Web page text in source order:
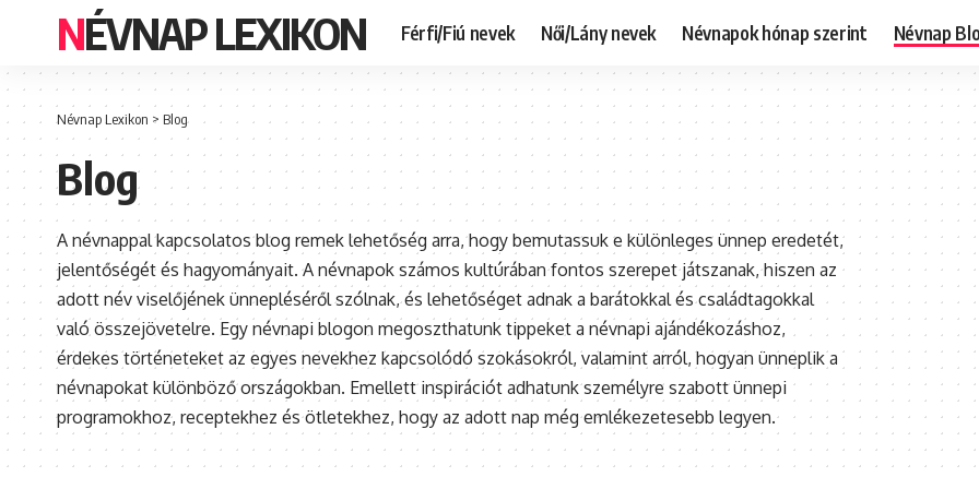
NÉVNAP LEXIKON Férfi/Fiú nevek Női/Lány nevek Névnapok hónap szerint Névnap
Névnap Lexikon > Blog
Blog
A névnappal kapcsolatos blog remek lehetőség arra, hogy bemutassuk e különleges ünnep eredetét,
jelentőségét és hagyományait. A névnapok számos kultúrában fontos szerepet játszanak, hiszen az
adott név viselőjének ünnepléséről szólnak, és lehetőséget adnak a barátokkal és családtagokkal
való összejövetelre. Egy névnapi blogon megoszthatunk tippeket a névnapi ajándékozáshoz,
érdekes történeteket az egyes nevekhez kapcsolódó szokásokról, valamint arról, hogyan ünneplik a
névnapokat különböző országokban. Emellett inspirációt adhatunk személyre szabott ünnepi
programokhoz, receptekhez és ötletekhez, hogy az adott nap még emlékezetesebb legyen.